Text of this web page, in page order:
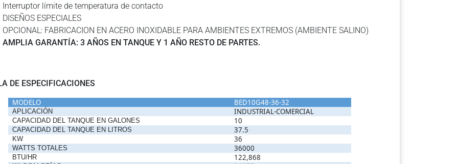
Interruptor límite de temperatura de contacto
DISEÑOS ESPECIALES
OPCIONAL: FABRICACION EN ACERO INOXIDABLE PARA AMBIENTES EXTREMOS (AMBIENTE SALINO)
AMPLIA GARANTÍA: 3 AÑOS EN TANQUE Y 1 AÑO RESTO DE PARTES.
DE ESPECIFICACIONES
MODELO BED10G48-36-32
APLICACIÓN INDUSTRIAL-COMERCIAL
CAPACIDAD DEL TANQUE EN GALONES 10
CAPACIDAD DEL TANQUE EN LITROS 37.5
KW 36
WATTS TOTALES 36000
BTU/HR 122,868